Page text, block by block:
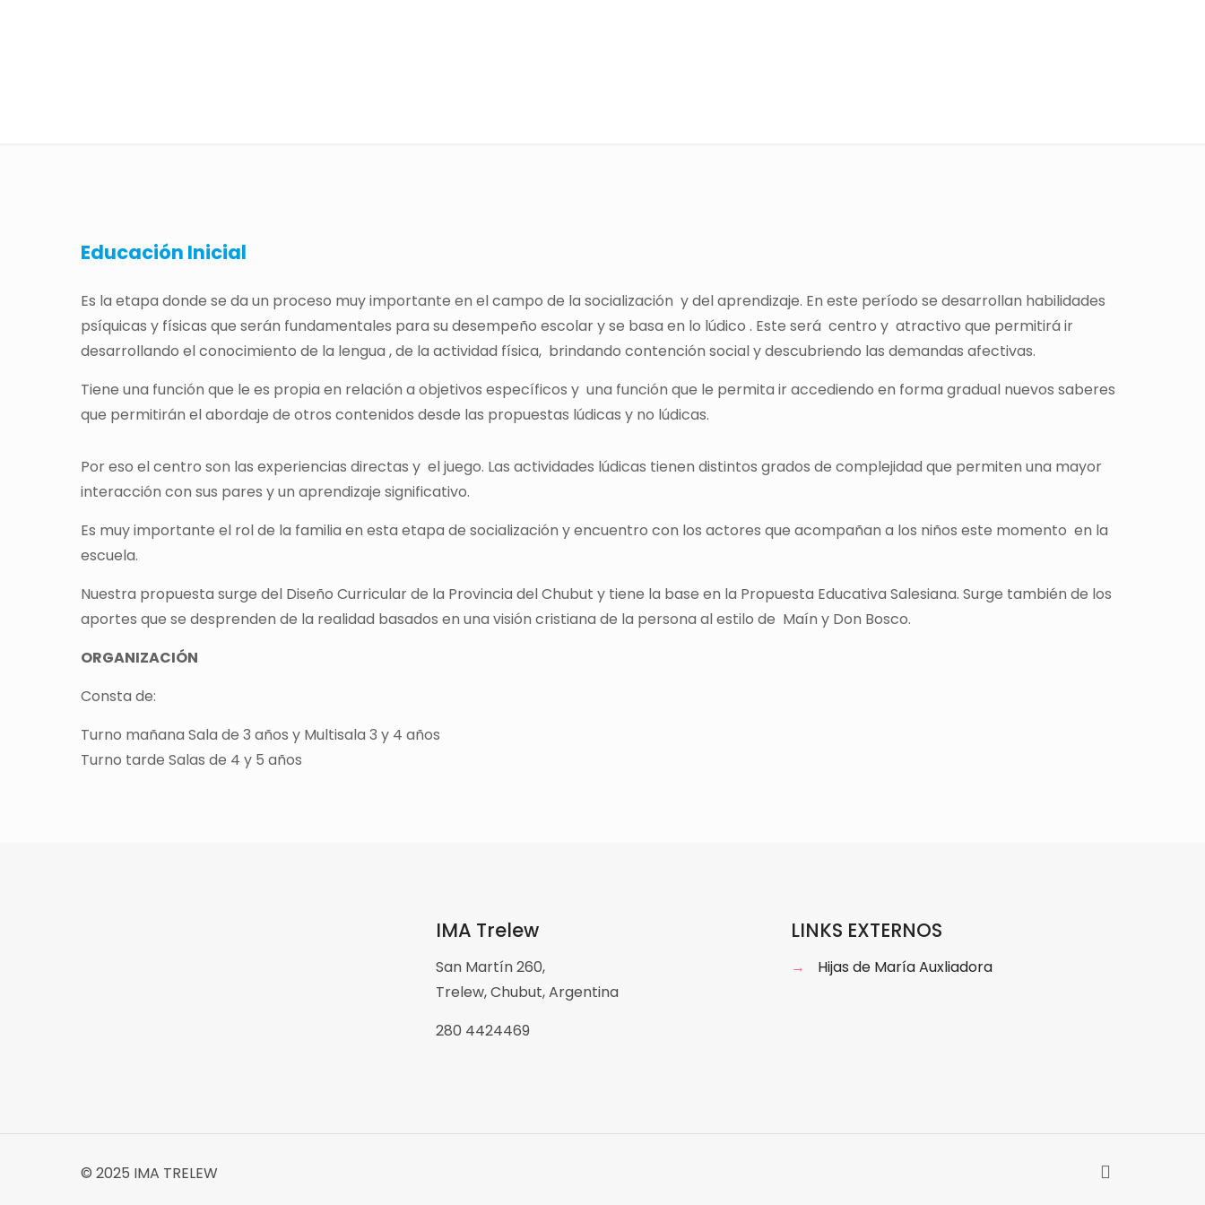
Educación Inicial
Es la etapa donde se da un proceso muy importante en el campo de la socialización y del aprendizaje. En este período se desarrollan habilidades
psíquicas y físicas que serán fundamentales para su desempeño escolar y se basa en lo lúdico . Este será centro y atractivo que permitirá ir
desarrollando el conocimiento de la lengua , de la actividad física, brindando contención social y descubriendo las demandas afectivas.
Tiene una función que le es propia en relación a objetivos específicos y una función que le permita ir accediendo en forma gradual nuevos saberes
que permitirán el abordaje de otros contenidos desde las propuestas lúdicas y no lúdicas.
Por eso el centro son las experiencias directas y el juego. Las actividades lúdicas tienen distintos grados de complejidad que permiten una mayor
interacción con sus pares y un aprendizaje significativo.
Es muy importante el rol de la familia en esta etapa de socialización y encuentro con los actores que acompañan a los niños este momento en la
escuela.
Nuestra propuesta surge del Diseño Curricular de la Provincia del Chubut y tiene la base en la Propuesta Educativa Salesiana. Surge también de los
aportes que se desprenden de la realidad basados en una visión cristiana de la persona al estilo de Maín y Don Bosco.
ORGANIZACIÓN
Consta de:
Turno mañana Sala de 3 años y Multisala 3 y 4 años
Turno tarde Salas de 4 y 5 años
IMA Trelew
San Martín 260,
Trelew, Chubut, Argentina
280 4424469
LINKS EXTERNOS
→ Hijas de María Auxliadora
© 2025 IMA TRELEW